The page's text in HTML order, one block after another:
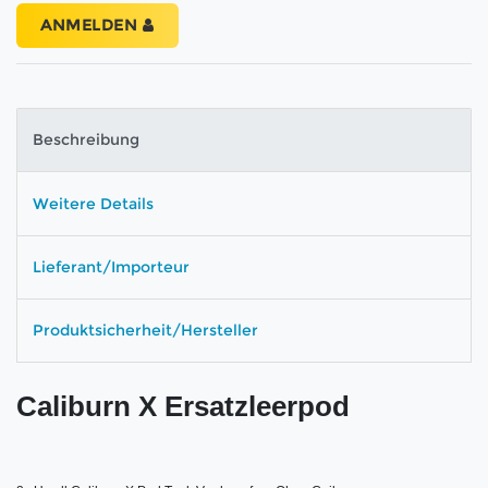
ANMELDEN
Beschreibung
Weitere Details
Lieferant/Importeur
Produktsicherheit/Hersteller
Caliburn X Ersatzleerpod